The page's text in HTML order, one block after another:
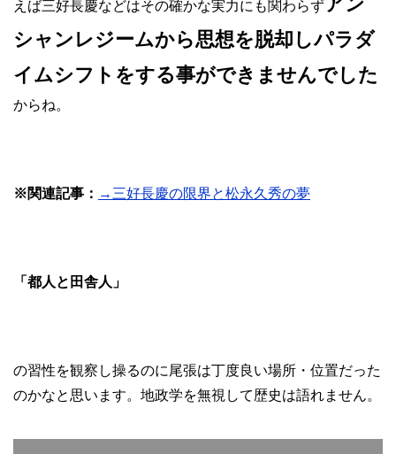
えば三好長慶などはその確かな実力にも関わらず
シャンレジームから思想を脱却しパラダ
イムシフトをする事ができませんでした
からね。
※関連記事： →三好長慶の限界と松永久秀の夢
「都人と田舎人」
の習性を観察し操るのに尾張は丁度良い場所・位置だった
のかなと思います。地政学を無視して歴史は語れません。